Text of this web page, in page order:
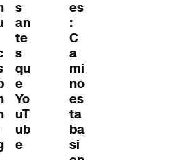
s
an
te
s
qu
e
Yo
uT
ub
e
es
:
C
a
mi
no
es
ta
ba
si